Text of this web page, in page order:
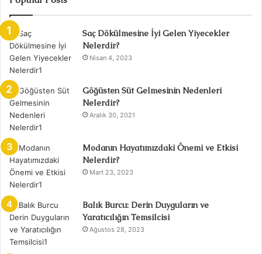
Saç Dökülmesine İyi Gelen Yiyecekler
Nelerdir?
Nisan 4, 2023
Göğüsten Süt Gelmesinin Nedenleri
Nelerdir?
Aralık 30, 2021
Modanın Hayatımızdaki Önemi ve Etkisi
Nelerdir?
Mart 23, 2023
Balık Burcu: Derin Duyguların ve
Yaratıcılığın Temsilcisi
Ağustos 28, 2023